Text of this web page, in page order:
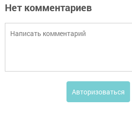
Нет комментариев
Авторизоваться